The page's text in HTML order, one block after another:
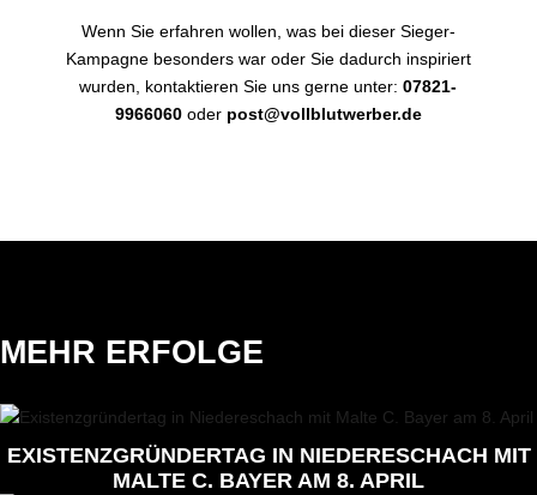
Wenn Sie erfahren wollen, was bei dieser Sieger-
Kampagne besonders war oder Sie dadurch inspiriert
wurden, kontaktieren Sie uns gerne unter: 07821-
9966060 oder post@vollblutwerber.de
MEHR ERFOLGE
EXISTENZGRÜNDERTAG IN NIEDERESCHACH MIT
MALTE C. BAYER AM 8. APRIL